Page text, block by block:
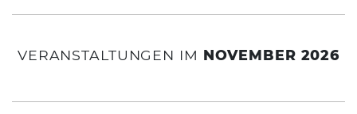
VERANSTALTUNGEN IM NOVEMBER 2026